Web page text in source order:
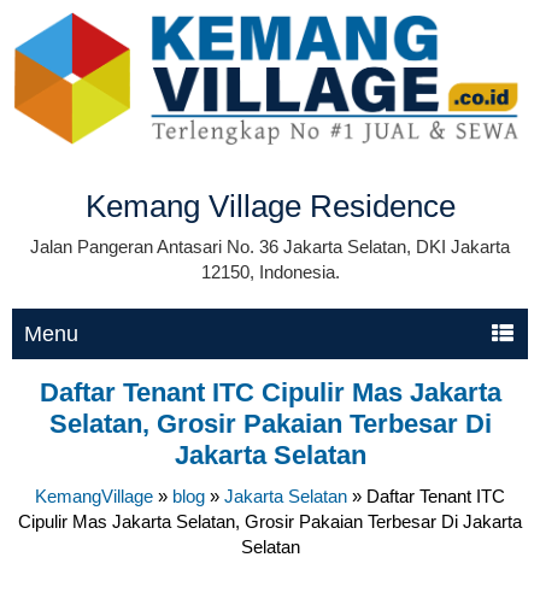
Kemang Village Residence
Jalan Pangeran Antasari No. 36 Jakarta Selatan, DKI Jakarta
12150, Indonesia.
Menu
Daftar Tenant ITC Cipulir Mas Jakarta
Selatan, Grosir Pakaian Terbesar Di
Jakarta Selatan
KemangVillage » blog » Jakarta Selatan » Daftar Tenant ITC
Cipulir Mas Jakarta Selatan, Grosir Pakaian Terbesar Di Jakarta
Selatan